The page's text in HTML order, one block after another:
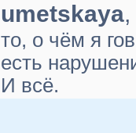
umetskaya,
то, о чём я
есть
И всё.